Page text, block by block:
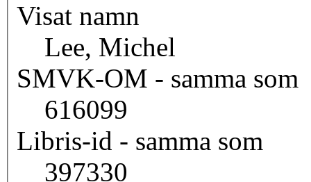
Visat namn
Lee, Michel
SMVK-OM - samma som
616099
Libris-id - samma som
397330